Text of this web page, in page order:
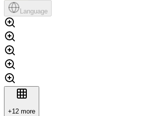
Language
+12 more